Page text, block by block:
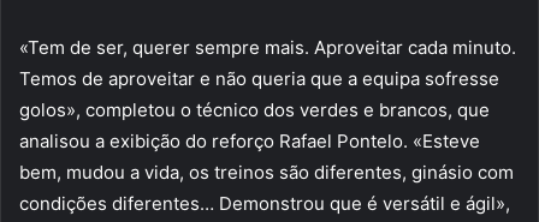
«Tem de ser, querer sempre mais. Aproveitar cada minuto.
Temos de aproveitar e não queria que a equipa sofresse
golos», completou o técnico dos verdes e brancos, que
analisou a exibição do reforço Rafael Pontelo. «Esteve
bem, mudou a vida, os treinos são diferentes, ginásio com
condições diferentes… Demonstrou que é versátil e ágil»,